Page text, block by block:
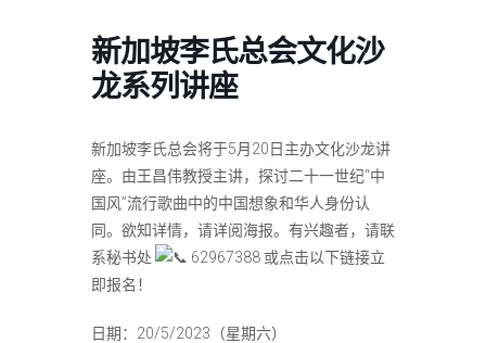
新加坡李氏总会文化沙
龙系列讲座
新加坡李氏总会将于5月20日主办文化沙龙讲
座。由王昌伟教授主讲，探讨二十一世纪“中
国风”流行歌曲中的中国想象和华人身份认
同。欲知详情，请详阅海报。有兴趣者，请联
系秘书处
62967388 或点击以下链接立
即报名！
日期：20/5/2023（星期六）